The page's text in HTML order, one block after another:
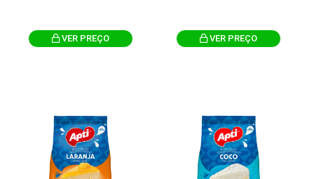
VER PREÇO VER PREÇO